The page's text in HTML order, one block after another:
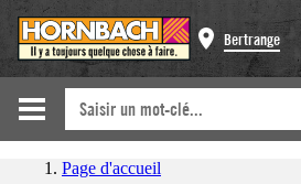
Bertrange
Page d'accueil